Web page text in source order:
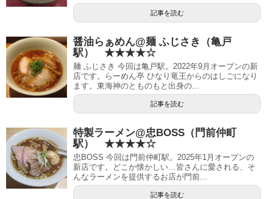
記事を読む
醤油らぁめん@麺 ふじさき（亀戸
駅） ★★★★☆
麺 ふじさき 今回は亀戸駅。2022年9月オープンの新
店です。らーめん亭 ひなり竜王からのはしごになり
ます。東海神のとものもと出身の...
記事を読む
特製ラーメン@忠BOSS（門前仲町
駅） ★★★★☆
忠BOSS 今回は門前仲町駅。2025年1月オープンの
新店です。どこか懐かしい…皆さんに愛される、そ
んなラーメンを提供するお店が門前...
記事を読む